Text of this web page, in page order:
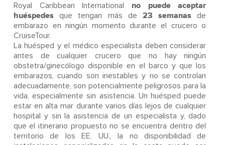
Royal Caribbean International no puede aceptar
huéspedesque tengan más de 23 semanas de
embarazo en ningún momento durante el crucero o
CruiseTour.
La huésped y el médico especialista deben considerar
antes de cualquier crucero que no hay ningún
obstetra/ginecólogo disponible en el barco y que los
embarazos, cuando son inestables y no se controlan
adecuadamente, son potencialmente peligrosos para la
vida, especialmente sin asistencia. Un huésped puede
estar en alta mar durante varios días lejos de cualquier
hospital y sin la asistencia de un especialista y, dado
que el itinerario propuesto no se encuentra dentro del
territorio de los EE. UU., la no disponibilidad de